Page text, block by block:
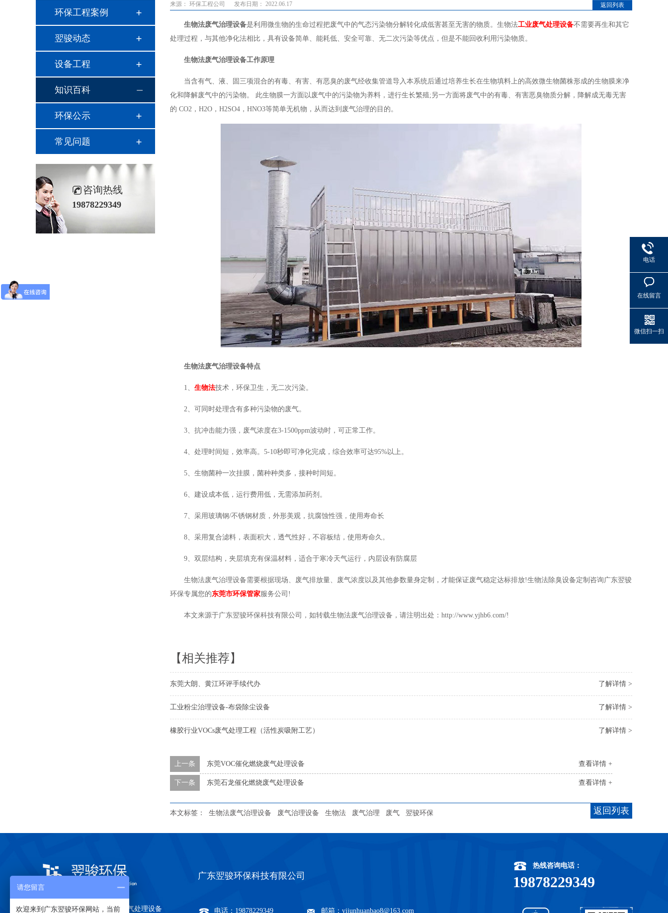
返回列表
来源： 环保工程公司 发布日期： 2022.06.17
生物法废气治理设备是利用微生物的生命过程把废气中的气态污染物分解转化成低害甚至无害的物质。生物法工业废气处理设备不需要再生和其它
处理过程，与其他净化法相比，具有设备简单、能耗低、安全可靠、无二次污染等优点，但是不能回收利用污染物质。
生物法废气治理设备工作原理
当含有气、液、固三项混合的有毒、有害、有恶臭的废气经收集管道导入本系统后通过培养生长在生物填料上的高效微生物菌株形成的生物膜来净
化和降解废气中的污染物。 此生物膜一方面以废气中的污染物为养料，进行生长繁殖;另一方面将废气中的有毒、有害恶臭物质分解，降解成无毒无害
的 CO2，H2O，H2SO4，HNO3等简单无机物，从而达到废气治理的目的。
生物法废气治理设备特点
1、 生物法技术，环保卫生，无二次污染。
2、可同时处理含有多种污染物的废气。
3、抗冲击能力强，废气浓度在3-1500ppm波动时，可正常工作。
4、处理时间短，效率高。5-10秒即可净化完成，综合效率可达95%以上。
5、生物菌种一次挂膜，菌种种类多，接种时间短。
6、建设成本低，运行费用低，无需添加药剂。
7、采用玻璃钢/不锈钢材质，外形美观，抗腐蚀性强，使用寿命长
8、采用复合滤料，表面积大，透气性好，不容板结，使用寿命久。
9、双层结构，夹层填充有保温材料，适合于寒冷天气运行，内层设有防腐层
生物法废气治理设备需要根据现场、废气排放量、废气浓度以及其他参数量身定制，才能保证废气稳定达标排放!生物法除臭设备定制咨询广东翌骏
环保专属您的东莞市环保管家服务公司!
本文来源于广东翌骏环保科技有限公司，如转载生物法废气治理设备，请注明出处：http://www.yjhb6.com/!
【相关推荐】
了解详情 >
东莞大朗、黄江环评手续代办
了解详情 >
工业粉尘治理设备-布袋除尘设备
了解详情 >
橡胶行业VOCs废气处理工程（活性炭吸附工艺）
查看详情 +
上一条 东莞VOC催化燃烧废气处理设备
查看详情 +
下一条 东莞石龙催化燃烧废气处理设备
返回列表
本文标签： 生物法废气治理设备 废气治理设备 生物法 废气治理 废气 翌骏环保
环保工程案例
翌骏动态
设备工程
知识百科
环保公示
常见问题
咨询热线
19878229349
关于翌骏环保 有机废气处理设备
广东翌骏环保科技有限公司
电话：19878229349 邮箱：yijunhuanbao8@163.com
热线咨询电话：
19878229349
电话
在线留言
微信扫一扫
请您留言
欢迎来到广东翌骏环保网站，当前